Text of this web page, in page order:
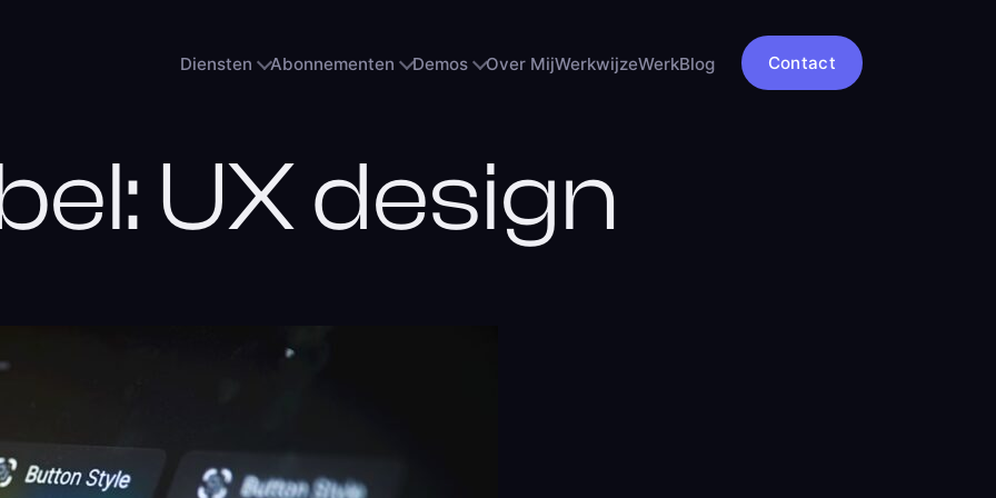
Diensten Abonnementen Demos Over MijWerkwijzeWerkBlog Contact
UX design